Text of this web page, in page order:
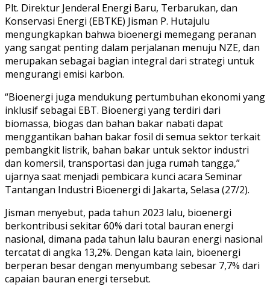
Plt. Direktur Jenderal Energi Baru, Terbarukan, dan
Konservasi Energi (EBTKE) Jisman P. Hutajulu
mengungkapkan bahwa bioenergi memegang peranan
yang sangat penting dalam perjalanan menuju NZE, dan
merupakan sebagai bagian integral dari strategi untuk
mengurangi emisi karbon.
“Bioenergi juga mendukung pertumbuhan ekonomi yang
inklusif sebagai EBT. Bioenergi yang terdiri dari
biomassa, biogas dan bahan bakar nabati dapat
menggantikan bahan bakar fosil di semua sektor terkait
pembangkit listrik, bahan bakar untuk sektor industri
dan komersil, transportasi dan juga rumah tangga,”
ujarnya saat menjadi pembicara kunci acara Seminar
Tantangan Industri Bioenergi di Jakarta, Selasa (27/2).
Jisman menyebut, pada tahun 2023 lalu, bioenergi
berkontribusi sekitar 60% dari total bauran energi
nasional, dimana pada tahun lalu bauran energi nasional
tercatat di angka 13,2%. Dengan kata lain, bioenergi
berperan besar dengan menyumbang sebesar 7,7% dari
capaian bauran energi tersebut.